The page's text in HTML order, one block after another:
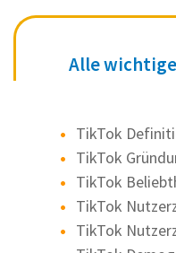
Alle
TikTok
TikTok
TikTok
TikTok
TikTok